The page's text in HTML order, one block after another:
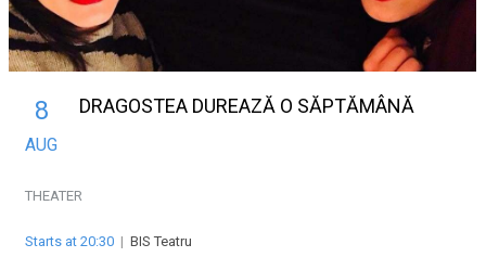
8
AUG
DRAGOSTEA DUREAZĂ O SĂPTĂMÂNĂ
THEATER
Starts at 20:30 | BIS Teatru